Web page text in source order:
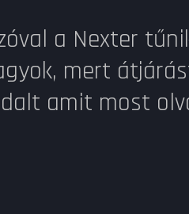
a Nexter
mert
amit most